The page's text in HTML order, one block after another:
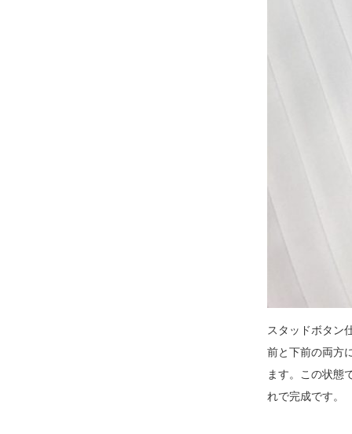
スタッドボタン
前と下前の両方
ます。この状態
れで完成です。